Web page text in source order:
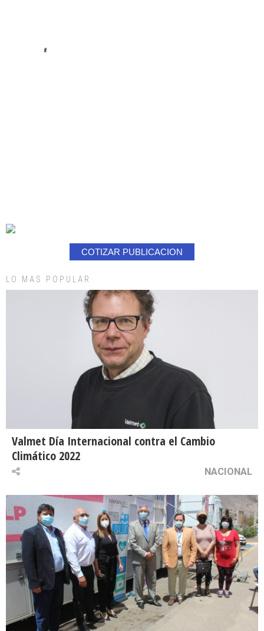
#
COTIZAR PUBLICACION
LO MAS POPULAR
Valmet Día Internacional contra el Cambio
Climático 2022
NACIONAL